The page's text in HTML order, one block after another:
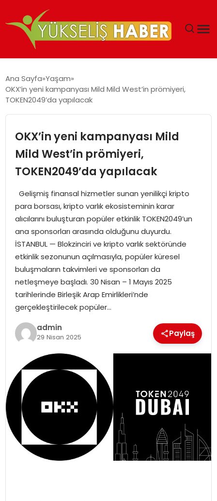
MALIYETLERINI AZALTIYOR’
Ana Sayfa Yaşam
OKX’in yeni kampanyası Mild Mild West’in prömiyeri,
TOKEN2049’da yapılacak
OKX’in yeni kampanyası Mild
Mild West’in prömiyeri,
TOKEN2049’da yapılacak
Gelişmiş finansal hizmetler sunan yenilikçi kripto
para borsası, kripto varlık ekosisteminin karar
alıcılarını buluşturan popüler etkinlik TOKEN2049’un
ana sponsorları arasında olduğunu duyurdu.
İSTANBUL — Blokzinciri ve kripto varlık sektöründe
etkinlik sezonunun açılmasıyla, popüler küresel
buluşmaların takvimleri ve sponsorları da
netleşmeye başladı. 30 Nisan – 1 Mayıs 2025
tarihlerinde Birleşik Arap Emirlikleri’nde
gerçekleştirilecek popüler…
admin
29 Nisan 2025 Paylaş